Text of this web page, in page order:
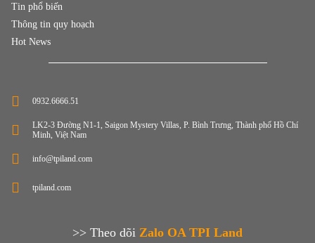
Tin phổ biến
Thông tin quy hoạch
Hot News
0932.6666.51
LK2-3 Đường N1-1, Saigon Mystery Villas, P. Bình Trưng, Thành phố Hồ Chí
Minh, Việt Nam
info@tpiland.com
tpiland.com
>> Theo dõi Zalo OA TPI Land